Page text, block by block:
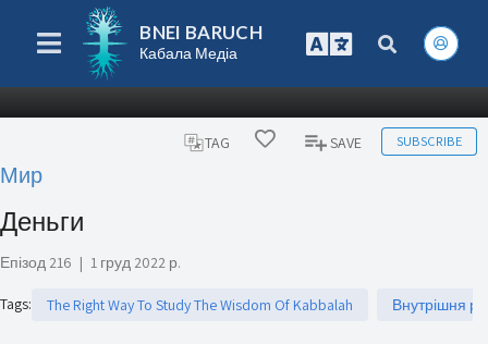
BNEI BARUCH
Кабала Медіа
TAG SAVE SUBSCRIBE
Мир
Деньги
Епізод 216 | 1 груд 2022 р.
Tags: The Right Way To Study The Wisdom Of Kabbalah Внутрішня